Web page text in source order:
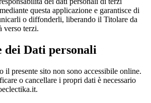
questa applicazione e garantisce di
o diffonderli, liberando il Titolare da
verso terzi.
dei Dati personali
il presente sito non sono accessibile online.
o cancellare i propri dati è necessario